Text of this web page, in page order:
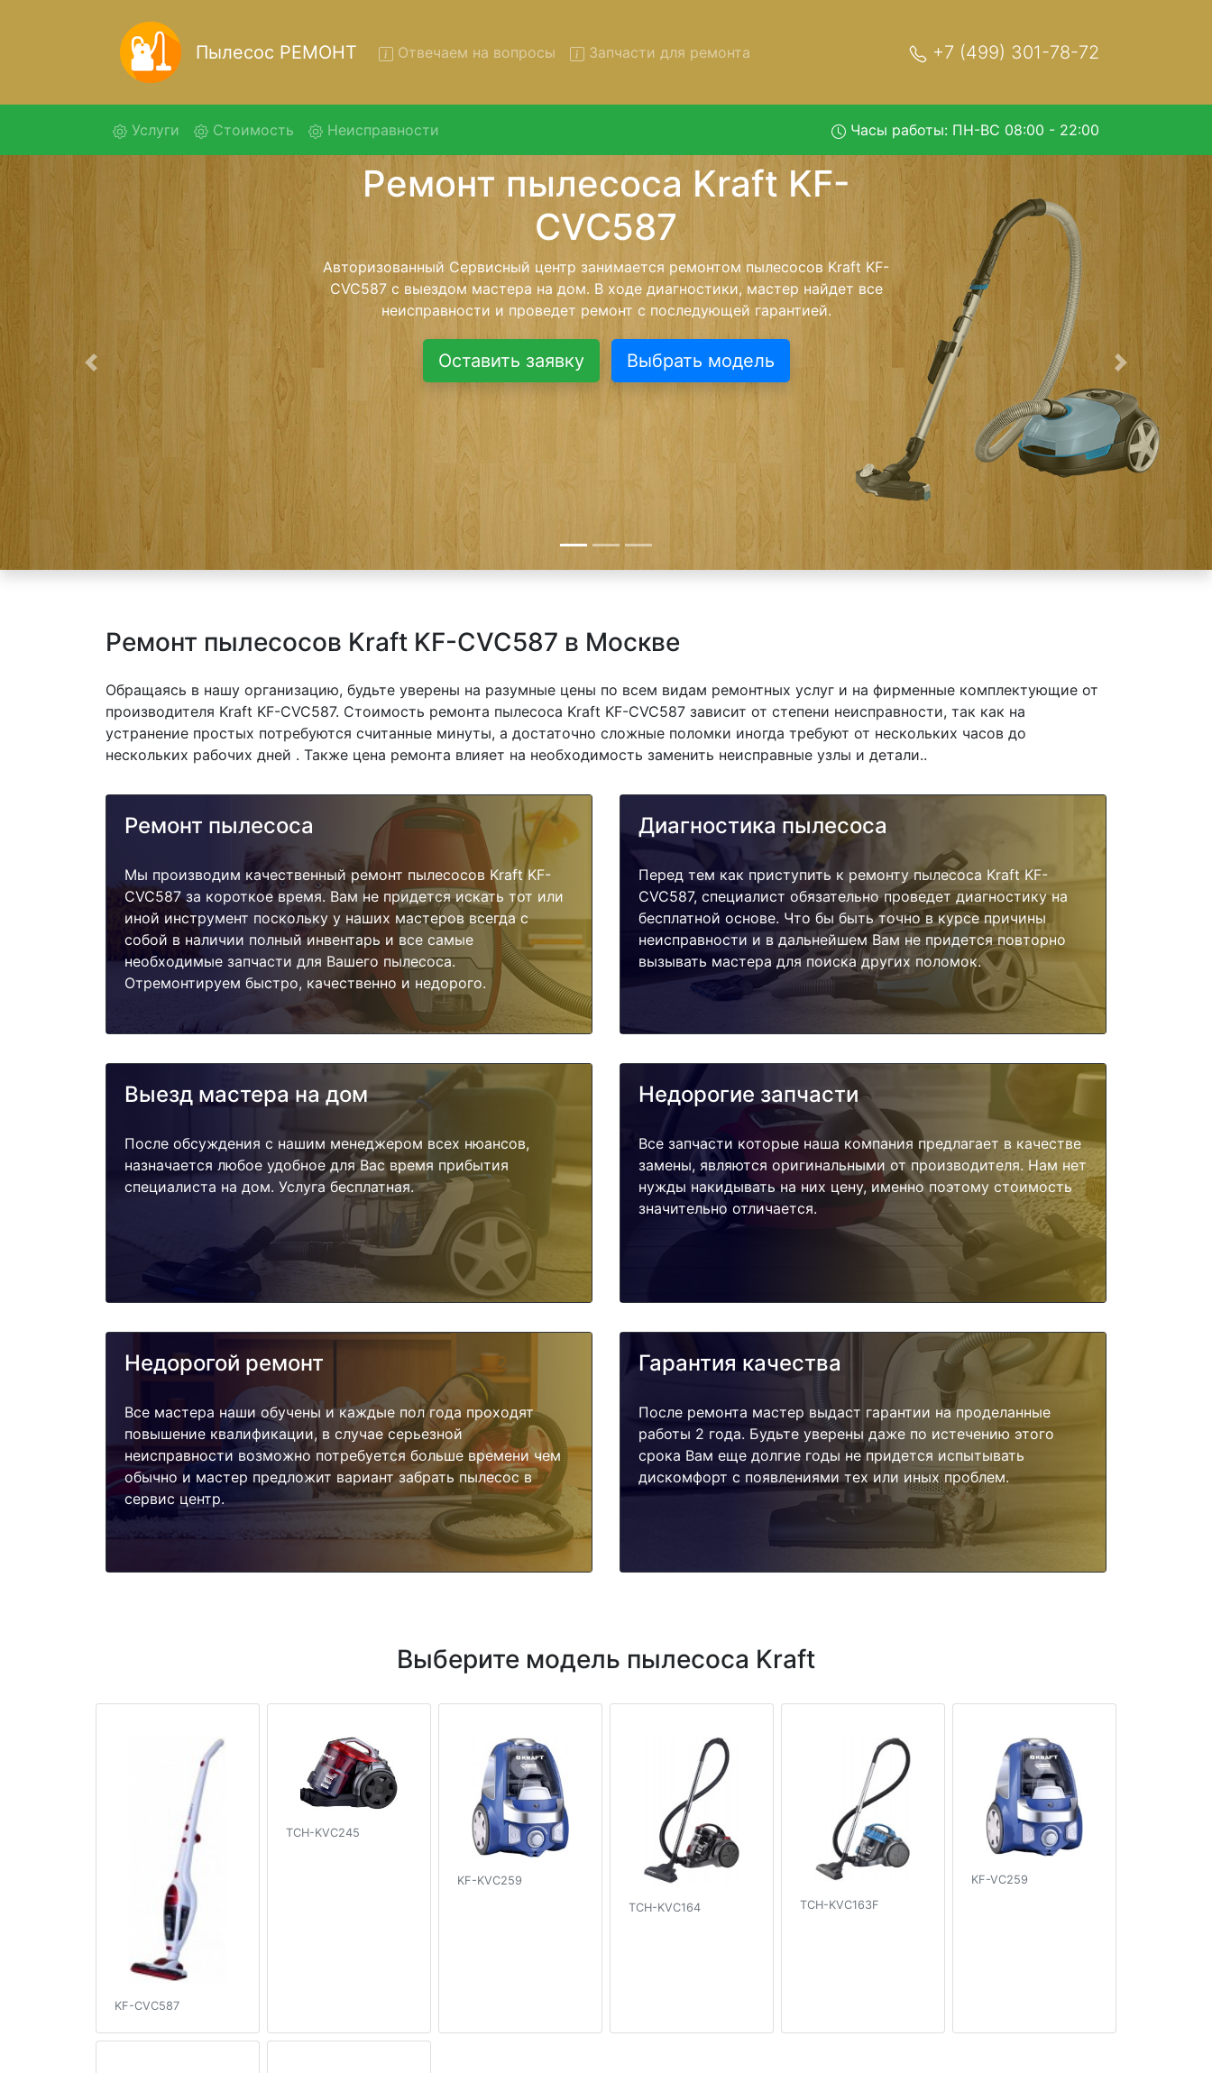
Пылесос РЕМОНТ Отвечаем на вопросы Запчасти для ремонта +7 (499) 301-78-72
Услуги (current)Стоимость Неисправности Часы работы: ПН-ВС 08:00 - 22:00
Ремонт пылесосов Kraft KF-CVC587 с
вывозом в сервис
Ремонт пылесосов Kraft KF-CVC587 с вывозом в сервисный центр и обратно - с
помощью нашей бесплатной услуги, специалист заберет Ваш пылесос для
дальнейшего более детального ремонта. Оговоренная стоимость ремонта
останется неизменно при возвращении видеотехники обратно.
Оставить заявку Выбрать модель
Предыдущая Следующая
Ремонт пылесосов Kraft KF-CVC587 в Москве
Обращаясь в нашу организацию, будьте уверены на разумные цены по всем видам ремонтных услуг и на фирменные комплектующие от
производителя Kraft KF-CVC587. Стоимость ремонта пылесоса Kraft KF-CVC587 зависит от степени неисправности, так как на
устранение простых потребуются считанные минуты, а достаточно сложные поломки иногда требуют от нескольких часов до
нескольких рабочих дней . Также цена ремонта влияет на необходимость заменить неисправные узлы и детали..
Ремонт пылесоса
Мы производим качественный ремонт пылесосов Kraft KF-
CVC587 за короткое время. Вам не придется искать тот или
иной инструмент поскольку у наших мастеров всегда с
собой в наличии полный инвентарь и все самые
необходимые запчасти для Вашего пылесоса.
Отремонтируем быстро, качественно и недорого.
Диагностика пылесоса
Перед тем как приступить к ремонту пылесоса Kraft KF-
CVC587, специалист обязательно проведет диагностику на
бесплатной основе. Что бы быть точно в курсе причины
неисправности и в дальнейшем Вам не придется повторно
вызывать мастера для поиска других поломок.
Выезд мастера на дом
После обсуждения с нашим менеджером всех нюансов,
назначается любое удобное для Вас время прибытия
специалиста на дом. Услуга бесплатная.
Недорогие запчасти
Все запчасти которые наша компания предлагает в качестве
замены, являются оригинальными от производителя. Нам нет
нужды накидывать на них цену, именно поэтому стоимость
значительно отличается.
Недорогой ремонт
Все мастера наши обучены и каждые пол года проходят
повышение квалификации, в случае серьезной
неисправности возможно потребуется больше времени чем
обычно и мастер предложит вариант забрать пылесос в
сервис центр.
Гарантия качества
После ремонта мастер выдаст гарантии на проделанные
работы 2 года. Будьте уверены даже по истечению этого
срока Вам еще долгие годы не придется испытывать
дискомфорт с появлениями тех или иных проблем.
Выберите модель пылесоса Kraft
KF-CVC587
TCH-KVC245
KF-KVC259
TCH-KVC164 TCH-KVC163F
KF-VC259